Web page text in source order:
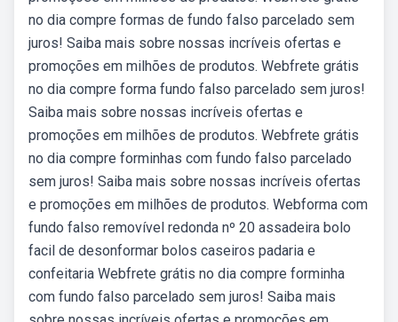
no dia compre formas de fundo falso parcelado sem
juros! Saiba mais sobre nossas incríveis ofertas e
promoções em milhões de produtos. Webfrete grátis
no dia compre forma fundo falso parcelado sem juros!
Saiba mais sobre nossas incríveis ofertas e
promoções em milhões de produtos. Webfrete grátis
no dia compre forminhas com fundo falso parcelado
sem juros! Saiba mais sobre nossas incríveis ofertas
e promoções em milhões de produtos. Webforma com
fundo falso removí­vel redonda nº 20 assadeira bolo
facil de desonformar bolos caseiros padaria e
confeitaria Webfrete grátis no dia compre forminha
com fundo falso parcelado sem juros! Saiba mais